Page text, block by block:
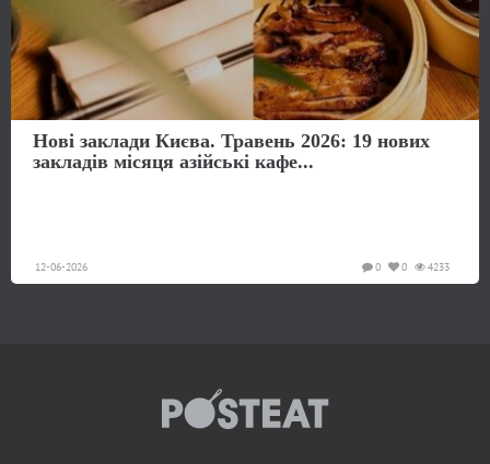
Нові заклади Києва. Травень 2026: 19 нових
закладів місяця азійські кафе...
12-06-2026 4233
0
0